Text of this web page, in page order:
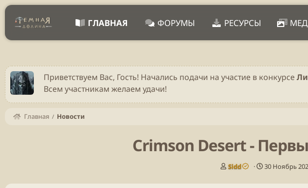
ГЛАВНАЯ ФОРУМЫ РЕСУРСЫ
Приветствуем Вас, Гость! Начались подачи на участие в конкурсе
Всем участникам желаем удачи!
Главная Новости
Crimson Desert -
А
т
Sidd
Д
т
30 Ноябрь